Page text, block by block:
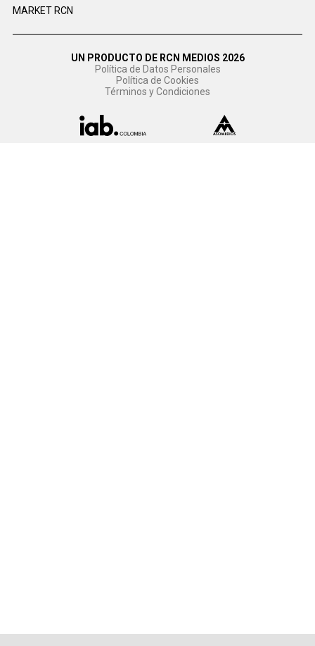
MARKET RCN
UN PRODUCTO DE RCN MEDIOS 2026
Política de Datos Personales
Política de Cookies
Términos y Condiciones